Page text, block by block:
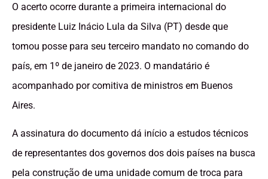
O acerto ocorre durante a primeira internacional do
presidente Luiz Inácio Lula da Silva (PT) desde que
tomou posse para seu terceiro mandato no comando do
país, em 1º de janeiro de 2023. O mandatário é
acompanhado por comitiva de ministros em Buenos
Aires.
A assinatura do documento dá início a estudos técnicos
de representantes dos governos dos dois países na busca
pela construção de uma unidade comum de troca para